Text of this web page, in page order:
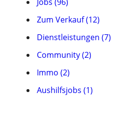
Zum Verkauf (12)
Dienstleistungen (7)
Community (2)
Immo (2)
Aushilfsjobs (1)